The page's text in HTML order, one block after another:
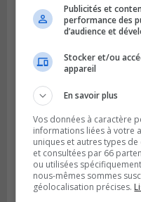
Bruno
Publicités et
performance des
d’audience et
Stocker et/ou
appareil
En savoir plus
Vos données à caractère
informations liées à votre
uniques et autres types
et consultées par 66
ou utilisées
nous-mêmes sommes
géolocalisation précises.